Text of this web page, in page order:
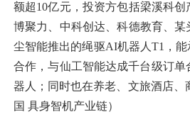
额超10亿元，投资方包括梁溪科
博聚力、中科创达、科德教育、
尘智能推出的绳驱AI机器人T1，
合作，与仙工智能达成千台级订
器人；同时也在养老、文旅酒店
国 具身智机产业链）